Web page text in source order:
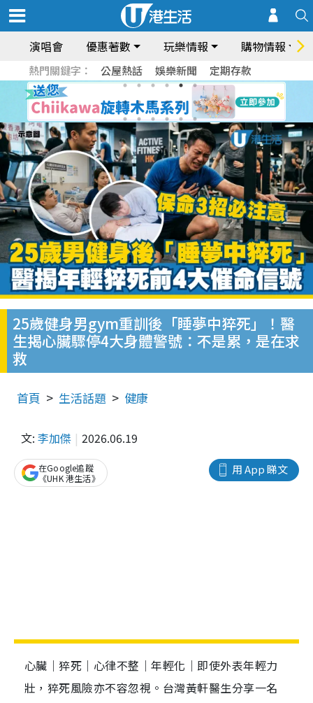
演唱會 優惠著數 玩樂情報 購物情報
熱門關鍵字： 公屋熱話 娛樂新聞 定期存款
25歲健身男gym重訓後「睡夢中猝死」！醫
生揭心臟驟停4大身體警號：不是累，是在求
救
首頁 生活話題 健康
文: 李加傑 2026.06.19
用 App 睇文
在Google追蹤
《UHK 港生活》
心臟｜猝死｜心律不整｜年輕化｜即使外表年輕力
壯，猝死風險亦不容忽視。台灣黃軒醫生分享一名